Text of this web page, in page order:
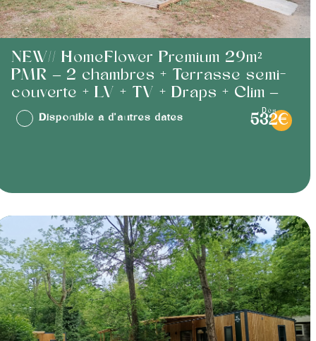
NEW// HomeFlower Premium 29m²
PMR – 2 chambres + Terrasse semi-
couverte + LV + TV + Draps + Clim –
Disponible à d'autres dates
dès
532€